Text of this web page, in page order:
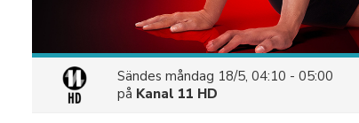
Sändes måndag 18/5, 04:10 - 05:00
på Kanal 11 HD